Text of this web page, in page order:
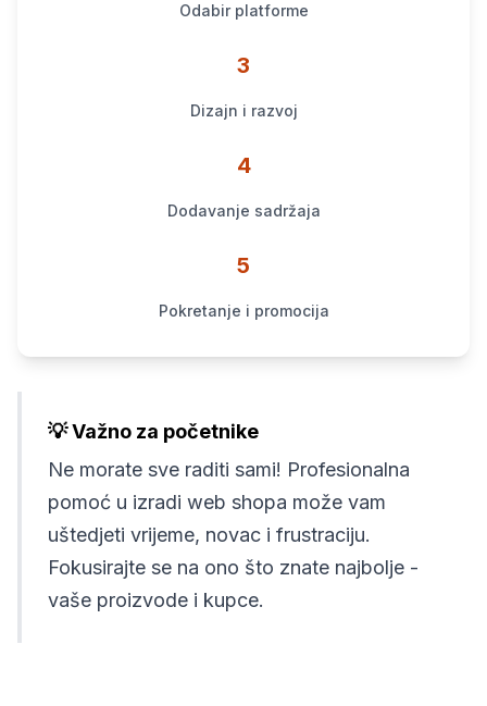
Odabir platforme
3
Dizajn i razvoj
4
Dodavanje sadržaja
5
Pokretanje i promocija
💡 Važno za početnike
Ne morate sve raditi sami! Profesionalna
pomoć u izradi web shopa može vam
uštedjeti vrijeme, novac i frustraciju.
Fokusirajte se na ono što znate najbolje -
vaše proizvode i kupce.